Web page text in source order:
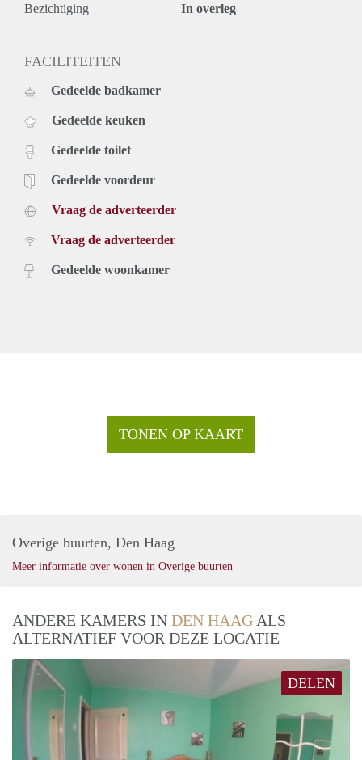
Bezichtiging In overleg
FACILITEITEN
Gedeelde badkamer
Gedeelde keuken
Gedeelde toilet
Gedeelde voordeur
Vraag de adverteerder
Vraag de adverteerder
Gedeelde woonkamer
TONEN OP KAART
Overige buurten, Den Haag
Meer informatie over wonen in Overige buurten
ANDERE KAMERS IN DEN HAAG ALS
ALTERNATIEF VOOR DEZE LOCATIE
DELEN